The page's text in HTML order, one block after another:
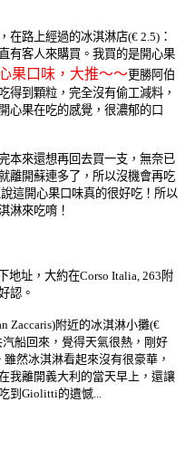
在路上經過的冰淇淋店(€ 2.5)：
有客人來購買。我買的是開心果
果口味，大推～～更勝阿伯
得到顆粒，完全沒有偷工減料，
心果在吃的感覺，很濃郁的口
本來還想再回去買一支，無奈已
離開蘇連多了，所以沒機會再吃
這開心果口味真的很好吃！所以
淋來吃唷！
地址，大約在Corso Italia, 263附
認。
Zaccaris)附近的冰淇淋小攤(€
船回來，覺得天氣很熱，剛好
然冰淇淋看起來沒有很豪華，
我離開義大利的當天早上，還讓
到Giolitti的遺憾...